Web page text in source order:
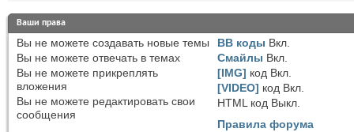
Ваши права
Вы не можете создавать новые темы
Вы не можете отвечать в темах
Вы не можете прикреплять
вложения
Вы не можете редактировать свои
сообщения
BB коды Вкл.
Смайлы Вкл.
[IMG] код Вкл.
[VIDEO] код Вкл.
HTML код Выкл.
Правила форума